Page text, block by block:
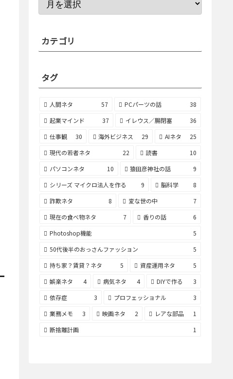
カテゴリ
タグ
人間ネタ 57 PCパーツの話
38
起業マインド
37 イレウス／腸閉塞
36
仕事観
30 海外ビジネス 29 AIネタ
25
現代の若者ネタ
22 読書
10
パソコンネタ
10 猿田彦神社の話
9
シリーズ マイクロ法人を作る
9 脳科学
8
詐欺ネタ
8 変な世の中
7
現在の食べ物ネタ
7 香りの話
6
Photoshop機能
5
50代後半のおっさんファッション
5
持ち家？賃貸？ネタ
5 資産運用ネタ
5
娯楽ネタ
4 病気ネタ 4 DIYで作る
3
依存症
3 プロフェッショナル
3
業務メモ
3 映画ネタ 2 レアな部品
1
断捨離計画
1